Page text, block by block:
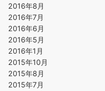
2016年8月
2016年7月
2016年6月
2016年5月
2016年1月
2015年10月
2015年8月
2015年7月